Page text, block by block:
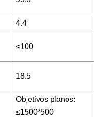
4.4
≤100
18.5
Objetivos planos:
≤1500*500